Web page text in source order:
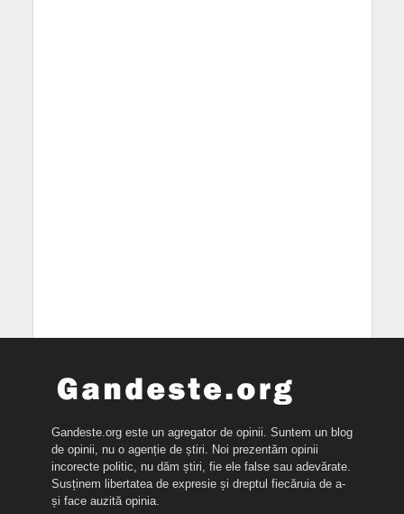
Gandeste.org este un agregator de opinii. Suntem un blog
de opinii, nu o agenție de știri. Noi prezentăm opinii
incorecte politic, nu dăm știri, fie ele false sau adevărate.
Susținem libertatea de expresie și dreptul fiecăruia de a-
și face auzită opinia.